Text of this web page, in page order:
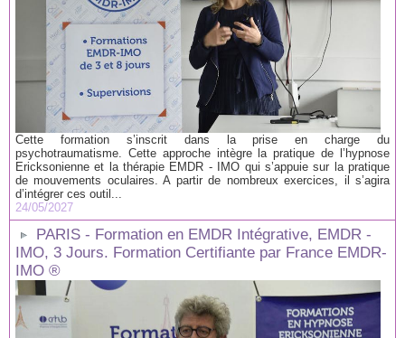
Cette formation s’inscrit dans la prise en charge du
psychotraumatisme. Cette approche intègre la pratique de l’hypnose
Ericksonienne et la thérapie EMDR - IMO qui s’appuie sur la pratique
de mouvements oculaires. A partir de nombreux exercices, il s’agira
d’intégrer ces outil...
24/05/2027
PARIS - Formation en EMDR Intégrative, EMDR -
IMO, 3 Jours. Formation Certifiante par France EMDR-
IMO ®